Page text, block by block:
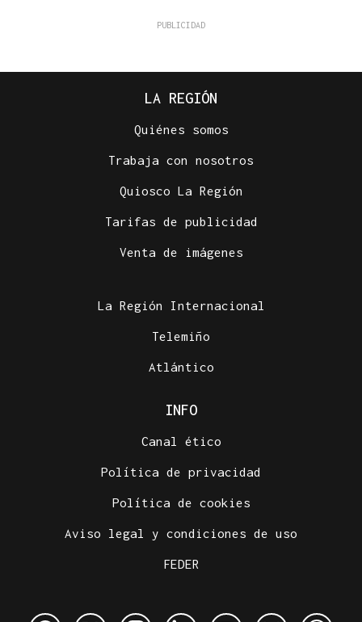
LA REGIÓN
Quiénes somos
Trabaja con nosotros
Quiosco La Región
Tarifas de publicidad
Venta de imágenes
La Región Internacional
Telemiño
Atlántico
INFO
Canal ético
Política de privacidad
Política de cookies
Aviso legal y condiciones de uso
FEDER